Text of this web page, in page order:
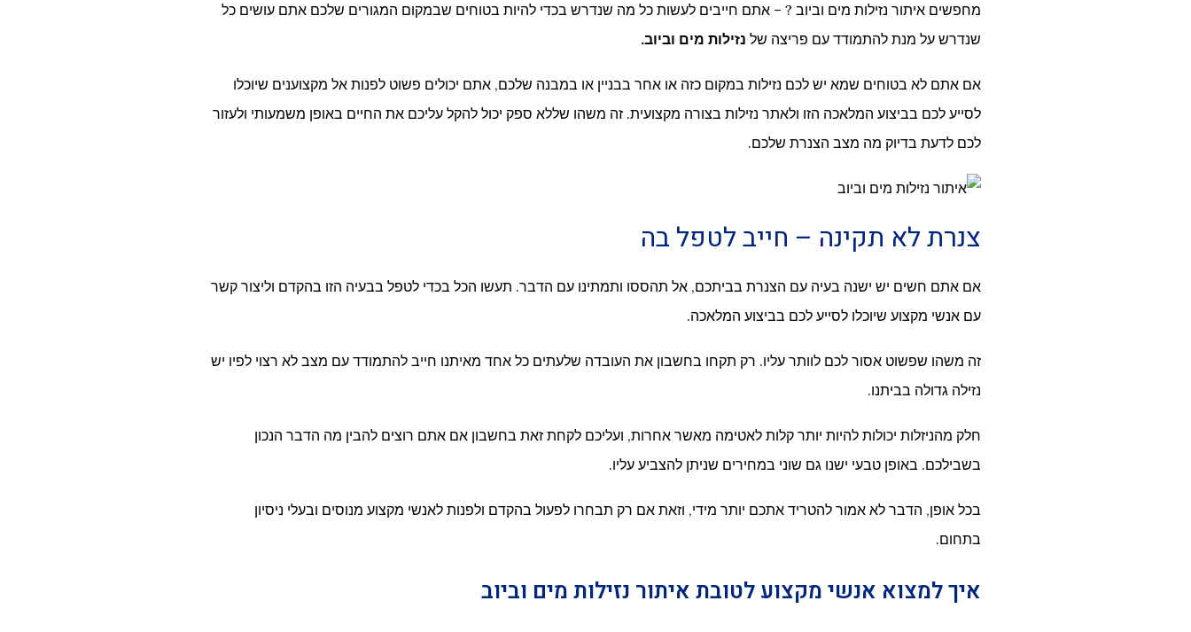
מחפשים איתור נזילות מים וביוב ? – אתם חייבים לעשות כל מה שנדרש בכדי להיות בטוחים שבמקום המגורים שלכם אתם עושים כל
שנדרש על מנת להתמודד עם פריצה של נזילות מים וביוב.
אם אתם לא בטוחים שמא יש לכם נזילות במקום כזה או אחר בבניין או במבנה שלכם, אתם יכולים פשוט לפנות אל מקצוענים שיוכלו
לסייע לכם בביצוע המלאכה הזו ולאתר נזילות בצורה מקצועית. זה משהו שללא ספק יכול להקל עליכם את החיים באופן משמעותי ולעזור
לכם לדעת בדיוק מה מצב הצנרת שלכם.
צנרת לא תקינה – חייב לטפל בה
אם אתם חשים יש ישנה בעיה עם הצנרת בביתכם, אל תהססו ותמתינו עם הדבר. תעשו הכל בכדי לטפל בבעיה הזו בהקדם וליצור קשר
עם אנשי מקצוע שיוכלו לסייע לכם בביצוע המלאכה.
זה משהו שפשוט אסור לכם לוותר עליו. רק תקחו בחשבון את העובדה שלעתים כל אחד מאיתנו חייב להתמודד עם מצב לא רצוי לפיו יש
נזילה גדולה בביתנו.
חלק מהניזלות יכולות להיות יותר קלות לאטימה מאשר אחרות, ועליכם לקחת זאת בחשבון אם אתם רוצים להבין מה הדבר הנכון
בשבילכם. באופן טבעי ישנו גם שוני במחירים שניתן להצביע עליו.
בכל אופן, הדבר לא אמור להטריד אתכם יותר מידי, וזאת אם רק תבחרו לפעול בהקדם ולפנות לאנשי מקצוע מנוסים ובעלי ניסיון
בתחום.
איך למצוא אנשי מקצוע לטובת איתור נזילות מים וביוב